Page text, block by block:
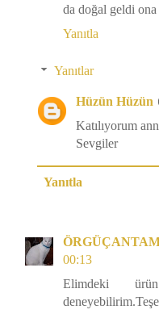
da doğal geldi
Yanıtla
Yanıtlar
Hüzün Hüzün
Katılıyorum
Sevgiler
Yanıtla
00:13
Elimdeki